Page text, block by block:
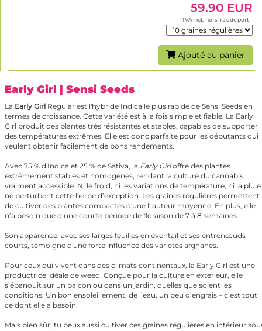
59.90 EUR
TVA incl., hors frais de port
Ajouté au panier
Early Girl | Sensi Seeds
La Early Girl Regular est l'hybride Indica le plus rapide de Sensi Seeds en
termes de croissance. Cette variété est à la fois simple et fiable. La Early
Girl produit des plantes très résistantes et stables, capables de supporter
des températures extrêmes. Elle est donc parfaite pour les débutants qui
veulent obtenir facilement de bons rendements.
Avec 75 % d'Indica et 25 % de Sativa, la Early Girloffre des plantes
extrêmement stables et homogènes, rendant la culture du cannabis
vraiment accessible. Ni le froid, ni les variations de température, ni la pluie
ne perturbent cette herbe d’exception. Les graines régulières permettent
de cultiver des plantes compactes d'une hauteur moyenne. En plus, elle
n’a besoin que d’une courte période de floraison de 7 à 8 semaines.
Son apparence, avec ses larges feuilles en éventail et ses entrenœuds
courts, témoigne d'une forte influence des variétés afghanes.
Pour ceux qui vivent dans des climats continentaux, la Early Girl est une
productrice idéale de weed. Conçue pour la culture en extérieur, elle
s’épanouit sur un balcon ou dans un jardin, quelles que soient les
conditions. Un bon ensoleillement, de l’eau, un peu d’engrais – c’est tout
ce dont elle a besoin.
Mais bien sûr, tu peux aussi cultiver ces graines régulières en intérieur